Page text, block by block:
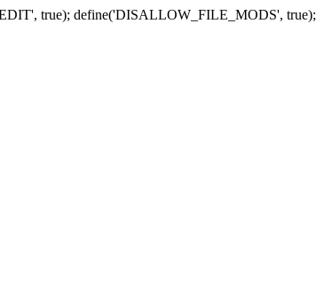
true); define('DISALLOW_FILE_MODS', true);